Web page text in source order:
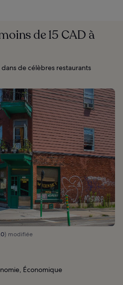
de 15 CAD à
dans de célèbres restaurants
) modifiée
Économique